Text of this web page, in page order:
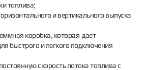
топлива;
и вертикального выпуска
коробка, которая дает
быстрого и легкого подключения
скорость потока топлива с